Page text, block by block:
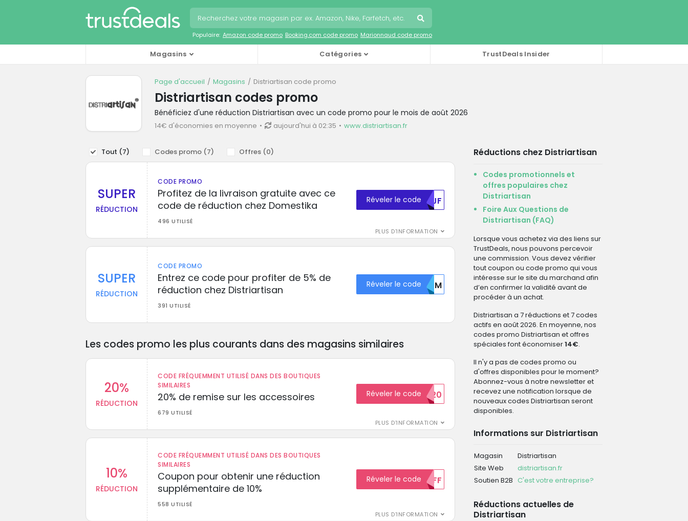
Populaire: Amazon code promo Booking.com code promo Marionnaud code promo
Magasins Catégories TrustDeals Insider
Page d'accueil Magasins Distriartisan code promo
Distriartisan codes promo
Bénéficiez d'une réduction Distriartisan avec un code promo pour le mois de août 2026
14€ d'économies en moyenne aujourd'hui à 02:35 www.distriartisan.fr
Tout (7) Codes promo (7) Offres (0)
SUPER
RÉDUCTION
CODE PROMO
Profitez de la livraison gratuite avec ce
code de réduction chez Domestika
496 UTILISÉ
PLUS D'INFORMATION
Réveler le code RVJF
SUPER
RÉDUCTION
CODE PROMO
Entrez ce code pour profiter de 5% de
réduction chez Distriartisan
391 UTILISÉ
Réveler le codeQ1DM
Les codes promo les plus courants dans des magasins similaires
20%
RÉDUCTION
CODE FRÉQUEMMENT UTILISÉ DANS DES BOUTIQUES
SIMILAIRES
20% de remise sur les accessoires
679 UTILISÉ
PLUS D'INFORMATION
Réveler le code
BIENVENUE20
10%
RÉDUCTION
CODE FRÉQUEMMENT UTILISÉ DANS DES BOUTIQUES
SIMILAIRES
Coupon pour obtenir une réduction
supplémentaire de 10%
558 UTILISÉ
PLUS D'INFORMATION
Réveler le code10%OFF
Réductions chez Distriartisan
Codes promotionnels et
offres populaires chez
Distriartisan
Foire Aux Questions de
Distriartisan (FAQ)
Lorsque vous achetez via des liens sur
TrustDeals, nous pouvons percevoir
une commission. Vous devez vérifier
tout coupon ou code promo qui vous
intéresse sur le site du marchand afin
d’en confirmer la validité avant de
procéder à un achat.
Distriartisan a 7 réductions et 7 codes
actifs en août 2026. En moyenne, nos
codes promo Distriartisan et offres
spéciales font économiser14€.
Il n'y a pas de codes promo ou
d'offres disponibles pour le moment?
Abonnez-vous à notre newsletter et
recevez une notification lorsque de
nouveaux codes Distriartisan seront
disponibles.
Informations sur Distriartisan
Magasin
Distriartisan
Site Web
distriartisan.fr
Soutien B2B C'est votre entreprise?
Réductions actuelles de
Distriartisan